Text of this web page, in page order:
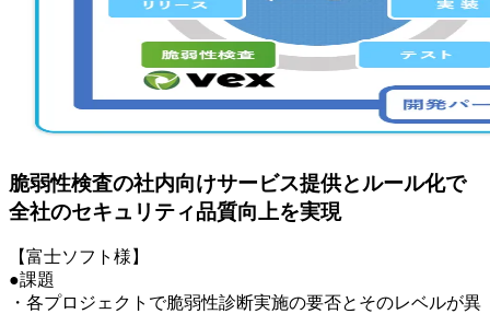
脆弱性検査の社内向けサービス提供とルール化で
全社のセキュリティ品質向上を実現
【富士ソフト様】
●課題
・各プロジェクトで脆弱性診断実施の要否とそのレベルが異